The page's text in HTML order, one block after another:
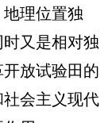
理位置独
又是相对独
放试验田的
会主义现代